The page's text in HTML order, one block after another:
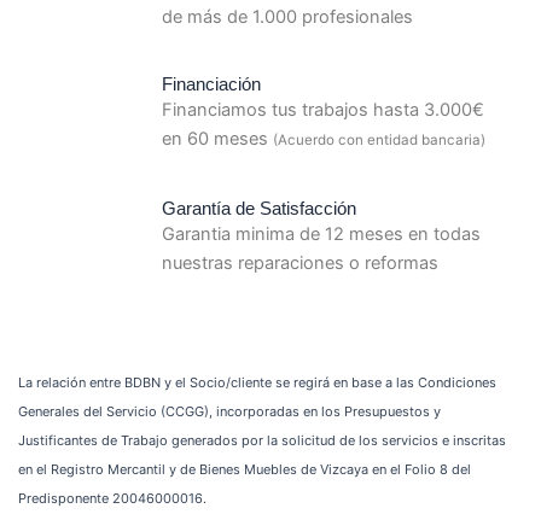
de más de 1.000 profesionales
Financiación
Financiamos tus trabajos hasta 3.000€
en 60 meses (Acuerdo con entidad bancaria)
Garantía de Satisfacción
Garantia minima de 12 meses en todas
nuestras reparaciones o reformas
La relación entre BDBN y el Socio/cliente se regirá en base a las Condiciones
Generales del Servicio (CCGG), incorporadas en los Presupuestos y
Justificantes de Trabajo generados por la solicitud de los servicios e inscritas
en el Registro Mercantil y de Bienes Muebles de Vizcaya en el Folio 8 del
Predisponente 20046000016.